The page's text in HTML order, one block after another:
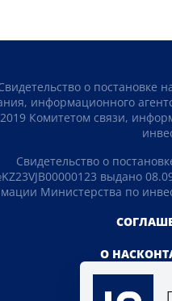
о постановке
информационного
Комитетом связи,
Свидетельство о
выдано
Министерства по
О НАС